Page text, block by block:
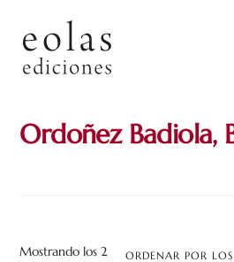
content
Ordoñez Badiola,
Mostrando los 2